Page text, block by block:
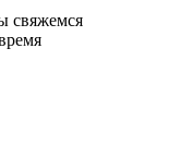
свяжемся